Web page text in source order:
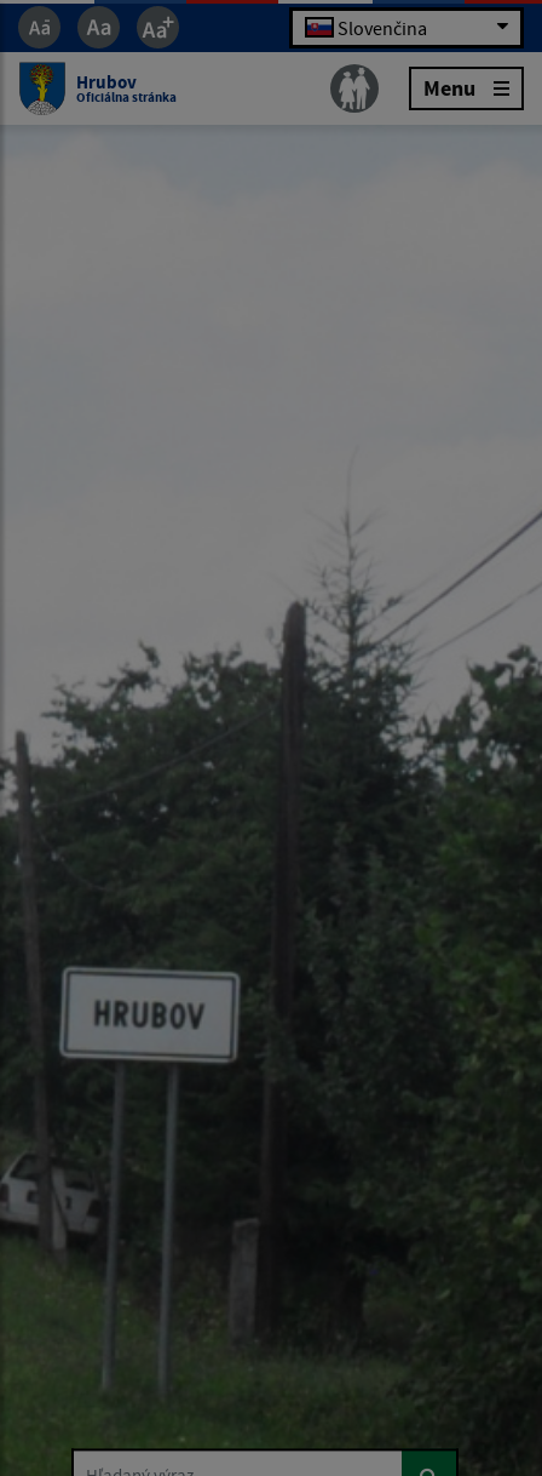
Slovenčina
Hrubov
Oficiálna stránka Menu
Hľadaný výraz...